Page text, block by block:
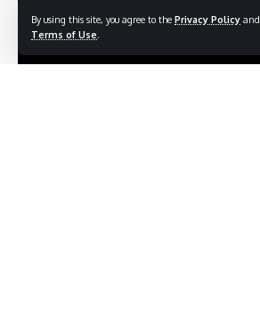
By using this site, you agree to the Privacy Policy and
Terms of Use